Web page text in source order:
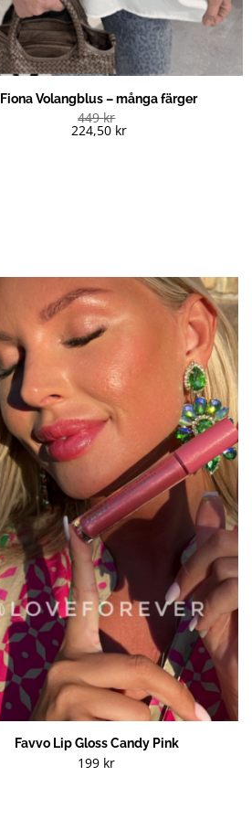
Fiona Volangblus – många färger
449kr
224,50 kr
Favvo Lip Gloss Candy Pink
199 kr